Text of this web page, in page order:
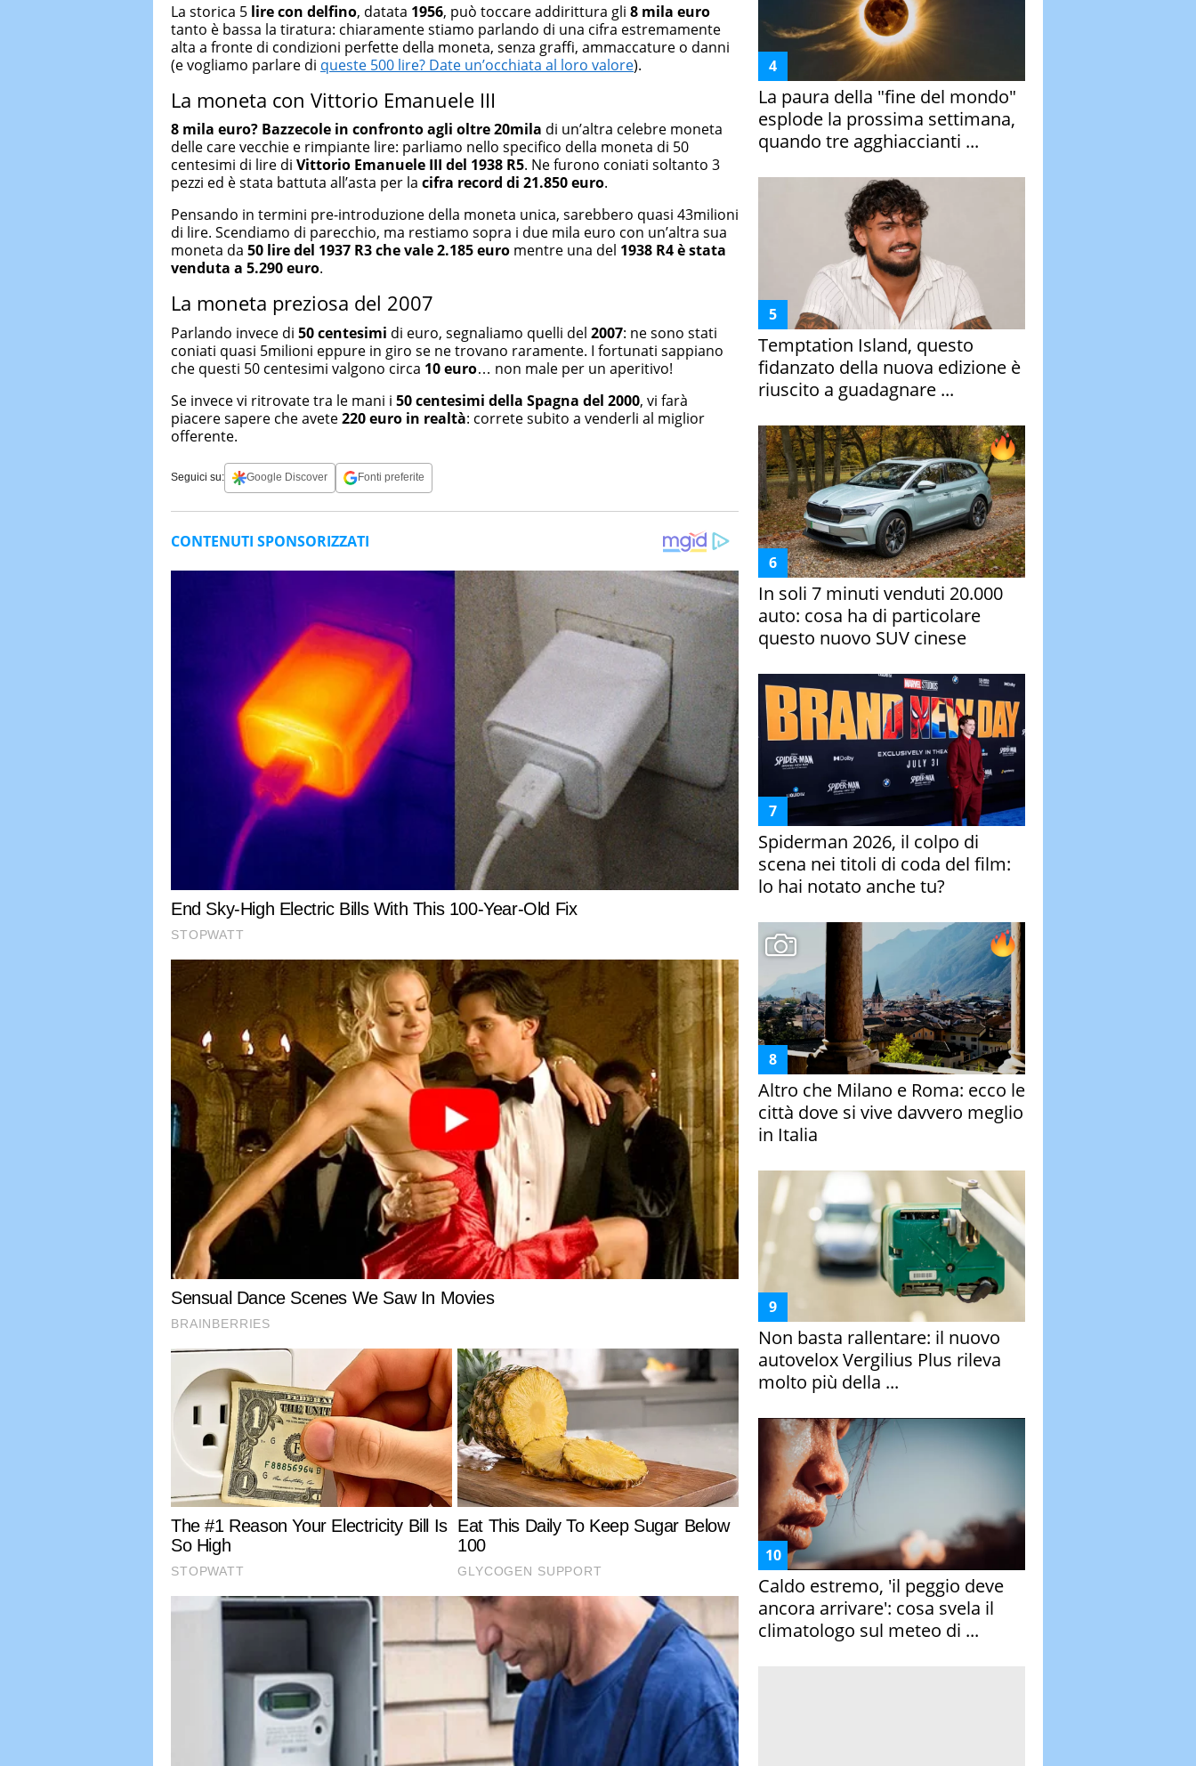
La storica 5 lire con delfino, datata 1956, può toccare addirittura gli 8 mila euro
tanto è bassa la tiratura: chiaramente stiamo parlando di una cifra estremamente
alta a fronte di condizioni perfette della moneta, senza graffi, ammaccature o danni
(e vogliamo parlare di queste 500 lire? Date un’occhiata al loro valore).
La moneta con Vittorio Emanuele III
8 mila euro? Bazzecole in confronto agli oltre 20mila di un’altra celebre moneta
delle care vecchie e rimpiante lire: parliamo nello specifico della moneta di 50
centesimi di lire di Vittorio Emanuele III del 1938 R5. Ne furono coniati soltanto 3
pezzi ed è stata battuta all’asta per la cifra record di 21.850 euro.
Pensando in termini pre-introduzione della moneta unica, sarebbero quasi 43milioni
di lire. Scendiamo di parecchio, ma restiamo sopra i due mila euro con un’altra sua
moneta da 50 lire del 1937 R3 che vale 2.185 euro mentre una del 1938 R4 è stata
venduta a 5.290 euro.
La moneta preziosa del 2007
Parlando invece di 50 centesimi di euro, segnaliamo quelli del 2007: ne sono stati
coniati quasi 5milioni eppure in giro se ne trovano raramente. I fortunati sappiano
che questi 50 centesimi valgono circa 10 euro… non male per un aperitivo!
Se invece vi ritrovate tra le mani i 50 centesimi della Spagna del 2000, vi farà
piacere sapere che avete220 euro in realtà: correte subito a venderli al miglior
offerente.
Seguici su: Google Discover Fonti preferite
La paura della "fine del mondo"
esplode la prossima settimana,
quando tre agghiaccianti ...
Temptation Island, questo
fidanzato della nuova edizione è
riuscito a guadagnare ...
In soli 7 minuti venduti 20.000
auto: cosa ha di particolare
questo nuovo SUV cinese
Spiderman 2026, il colpo di
scena nei titoli di coda del film:
lo hai notato anche tu?
Altro che Milano e Roma: ecco le
città dove si vive davvero meglio
in Italia
Non basta rallentare: il nuovo
autovelox Vergilius Plus rileva
molto più della ...
Caldo estremo, 'il peggio deve
ancora arrivare': cosa svela il
climatologo sul meteo di ...